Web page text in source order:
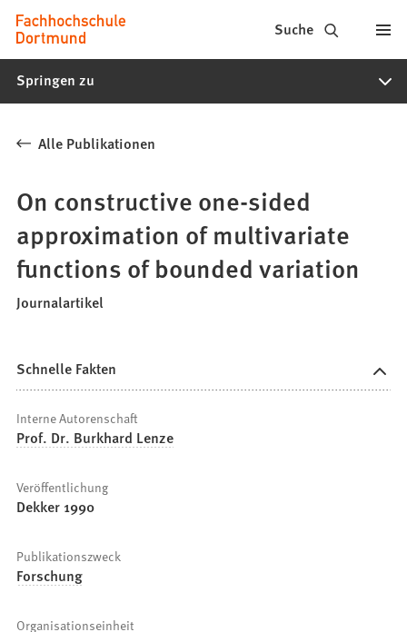
Inhalt anspringen
Fachhochschule
Dortmund
-
Studiengänge,
Bewerbung
Suche
Springen zu
Alle Publikationen
On constructive one-sided
approximation of multivariate
functions of bounded variation
Journalartikel
Schnelle Fakten
Interne Autorenschaft
Prof. Dr. Burkhard Lenze
Veröffentlichung
Dekker 1990
Publikationszweck
Forschung
Organisationseinheit